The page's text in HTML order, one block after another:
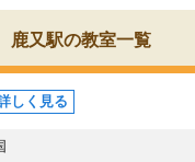
鹿又駅の教室一覧
しく見る